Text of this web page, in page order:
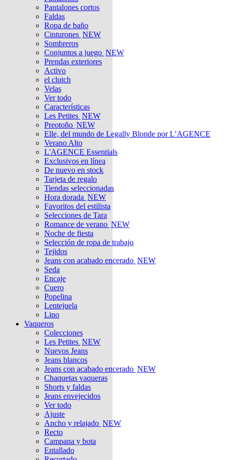
Pantalones cortos
Faldas
Ropa de baño
Cinturones NEW
Sombreros
Conjuntos a juego NEW
Prendas exteriores
Activo
el clutch
Velas
Ver todo
Características
Les Petites NEW
Preotoño NEW
Elle, del mundo de Legally Blonde por L’AGENCE
Verano Alto
L'AGENCE Essentials
Exclusivos en línea
De nuevo en stock
Tarjeta de regalo
Tiendas seleccionadas
Hora dorada NEW
Favoritos del estilista
Selecciones de Tara
Romance de verano NEW
Noche de fiesta
Selección de ropa de trabajo
Tejidos
Jeans con acabado encerado NEW
Seda
Encaje
Cuero
Popelina
Lentejuela
Lino
Vaqueros
Colecciones
Les Petites NEW
Nuevos Jeans
Jeans blancos
Jeans con acabado encerado NEW
Chaquetas vaqueras
Shorts y faldas
Jeans envejecidos
Ver todo
Ajuste
Ancho y relajado NEW
Recto
Campana y bota
Entallado